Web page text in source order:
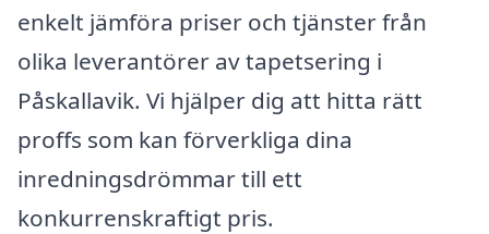
enkelt jämföra priser och tjänster från
olika leverantörer av tapetsering i
Påskallavik. Vi hjälper dig att hitta rätt
proffs som kan förverkliga dina
inredningsdrömmar till ett
konkurrenskraftigt pris.